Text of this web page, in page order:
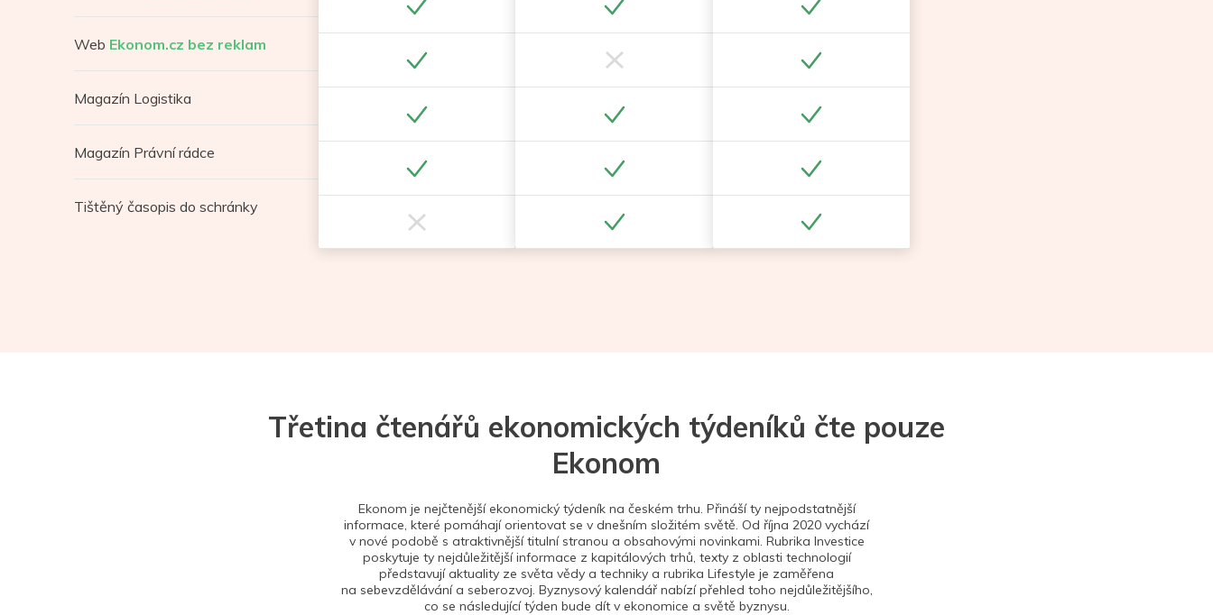
Web Ekonom.cz bez reklam
Magazín Logistika
Magazín Právní rádce
Tištěný časopis do schránky
Třetina čtenářů ekonomických týdeníků čte pouze
Ekonom
Ekonom je nejčtenější ekonomický týdeník na českém trhu. Přináší ty nejpodstatnější
informace, které pomáhají orientovat se v dnešním složitém světě. Od října 2020 vychází
v nové podobě s atraktivnější titulní stranou a obsahovými novinkami. Rubrika Investice
poskytuje ty nejdůležitější informace z kapitálových trhů, texty z oblasti technologií
představují aktuality ze světa vědy a techniky a rubrika Lifestyle je zaměřena
na sebevzdělávání a seberozvoj. Byznysový kalendář nabízí přehled toho nejdůležitějšího,
co se následující týden bude dít v ekonomice a světě byznysu.